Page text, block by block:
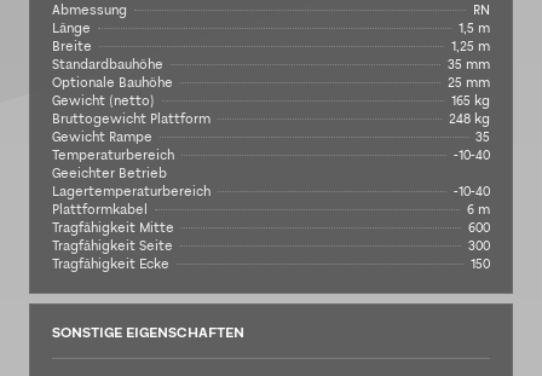
Abmessung
RN
Länge
1,5 m
Breite
1,25 m
Standardbauhöhe
35 mm
Optionale Bauhöhe
25 mm
Gewicht (netto)
165 kg
Bruttogewicht Plattform
248 kg
Gewicht Rampe
35
Temperaturbereich
Geeichter Betrieb
-10-40
Lagertemperaturbereich
-10-40
Plattformkabel
6 m
Tragfähigkeit Mitte
600
Tragfähigkeit Seite
300
Tragfähigkeit Ecke
150
SONSTIGE EIGENSCHAFTEN